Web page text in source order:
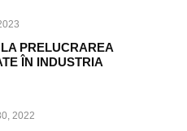
PRELUCRAREA
ÎN INDUSTRIA
2022